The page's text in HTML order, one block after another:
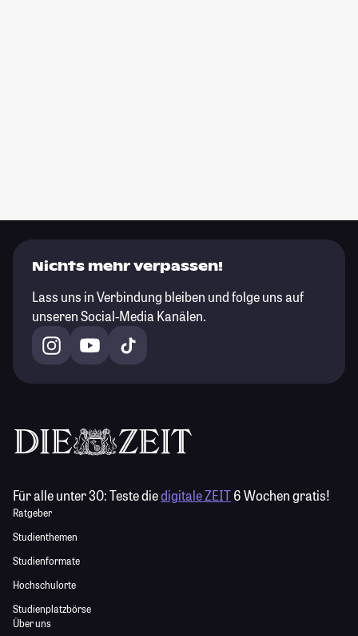
Nichts mehr verpassen!
Lass uns in Verbindung bleiben und folge uns auf
unseren Social-Media Kanälen.
Für alle unter 30:Teste diedigitale ZEIT6 Wochen gratis!
Ratgeber
Studienthemen
Studienformate
Hochschulorte
Studienplatzbörse
Über uns